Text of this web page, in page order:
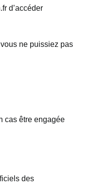
d’accéder
ne puissiez pas
cas être engagée
des